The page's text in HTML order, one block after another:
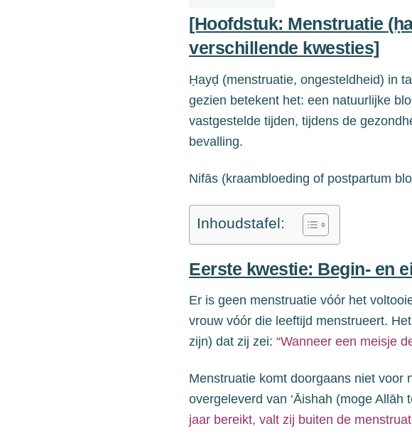
[Hoofdstuk: Menstruatie
verschillende kwesties]
Ḥayḍ (menstruatie, ongesteldheid) in
gezien betekent het: een natuurlijke
vastgestelde tijden, tijdens de
bevalling.
Nifās (kraambloeding of postpartum
Inhoudstafel:
Eerste kwestie: Begin- en
Er is geen menstruatie vóór het
vrouw vóór die leeftijd menstrueert.
zijn) dat zij zei: “Wanneer een meisje
Menstruatie komt doorgaans niet voor
overgeleverd van ‘Āishah (moge
jaar bereikt, valt zij buiten de